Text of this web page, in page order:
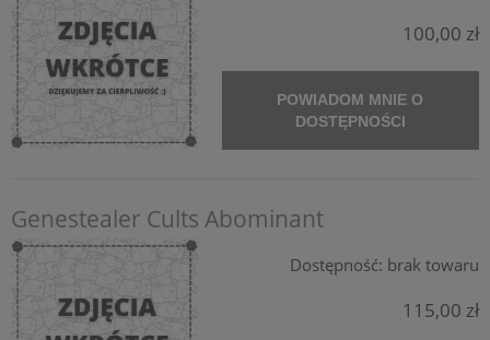
100,00 zł
POWIADOM MNIE O
DOSTĘPNOŚCI
Genestealer Cults Abominant
Dostępność: brak towaru
115,00 zł